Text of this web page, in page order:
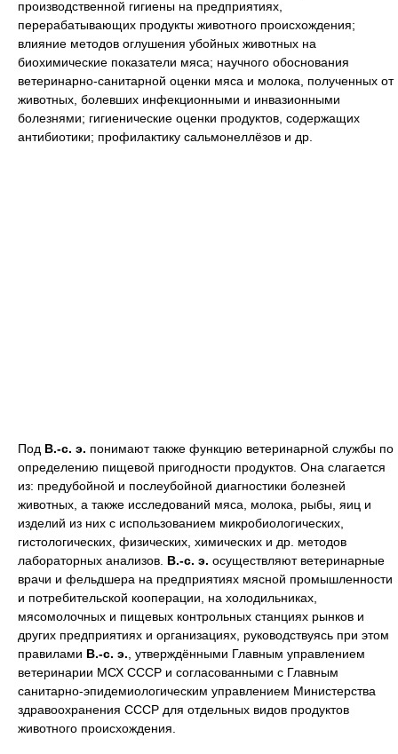
производственной гигиены на предприятиях,
перерабатывающих продукты животного происхождения;
влияние методов оглушения убойных животных на
биохимические показатели мяса; научного обоснования
ветеринарно-санитарной оценки мяса и молока, полученных от
животных, болевших инфекционными и инвазионными
болезнями; гигиенические оценки продуктов, содержащих
антибиотики; профилактику сальмонеллёзов и др.
Под В.-с. э. понимают также функцию ветеринарной службы по
определению пищевой пригодности продуктов. Она слагается
из: предубойной и послеубойной диагностики болезней
животных, а также исследований мяса, молока, рыбы, яиц и
изделий из них с использованием микробиологических,
гистологических, физических, химических и др. методов
лабораторных анализов. В.-с. э. осуществляют ветеринарные
врачи и фельдшера на предприятиях мясной промышленности
и потребительской кооперации, на холодильниках,
мясомолочных и пищевых контрольных станциях рынков и
других предприятиях и организациях, руководствуясь при этом
правилами В.-с. э. , утверждёнными Главным управлением
ветеринарии МСХ СССР и согласованными с Главным
санитарно-эпидемиологическим управлением Министерства
здравоохранения СССР для отдельных видов продуктов
животного происхождения.